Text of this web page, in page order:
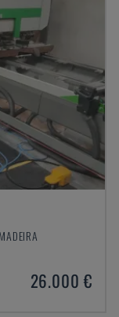
26.000 €